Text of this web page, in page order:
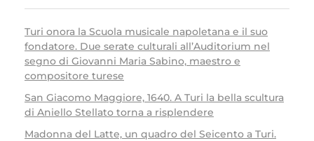
Turi onora la Scuola musicale napoletana e il suo
fondatore. Due serate culturali all’Auditorium nel
segno di Giovanni Maria Sabino, maestro e
compositore turese
San Giacomo Maggiore, 1640. A Turi la bella scultura
di Aniello Stellato torna a risplendere
Madonna del Latte, un quadro del Seicento a Turi.